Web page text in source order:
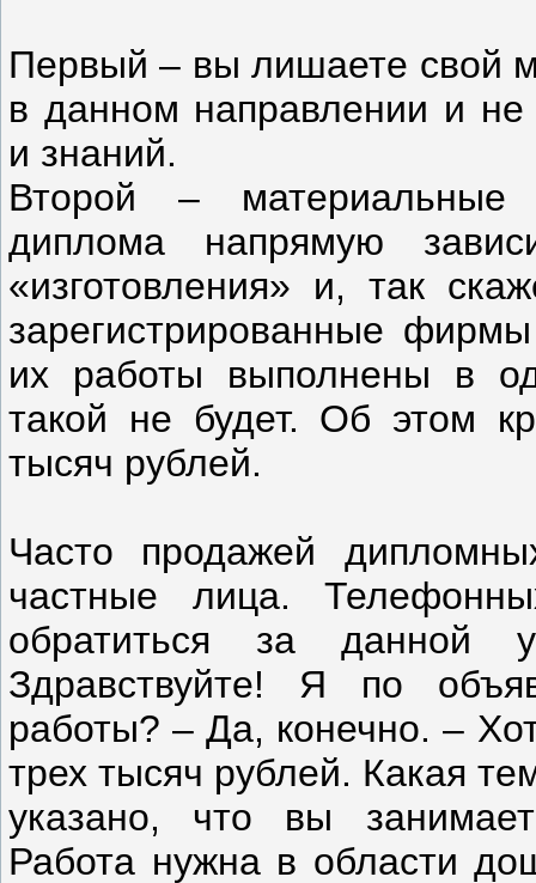
Первый – вы лишаете свой
в данном направлении и
и знаний.
Второй – материальные
диплома напрямую
«изготовления» и, так
зарегистрированные
их работы выполнены в
такой не будет. Об этом
тысяч рублей.
Часто продажей
частные лица.
обратиться за данной
Здравствуйте! Я по
работы? – Да, конечно. –
трех тысяч рублей. Какая
указано, что вы
Работа нужна в области